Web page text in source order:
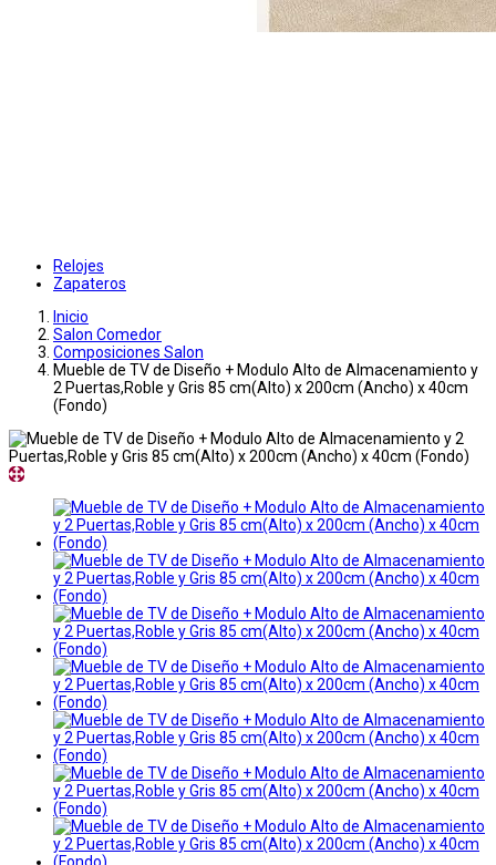
Relojes
Zapateros
Inicio
Salon Comedor
Composiciones Salon
Mueble de TV de Diseño + Modulo Alto de Almacenamiento y
2 Puertas,Roble y Gris 85 cm(Alto) x 200cm (Ancho) x 40cm
(Fondo)